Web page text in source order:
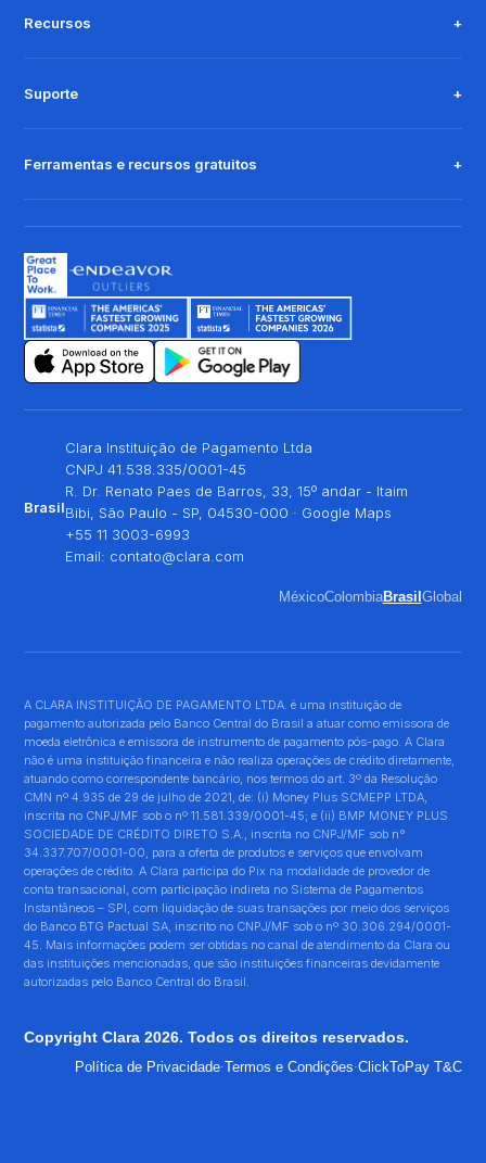
Recursos
Suporte
Ferramentas e recursos gratuitos
Brasil
Clara Instituição de Pagamento Ltda
CNPJ 41.538.335/0001-45
R. Dr. Renato Paes de Barros, 33, 15º andar - Itaim
Bibi, São Paulo - SP, 04530-000 · Google Maps
+55 11 3003-6993
Email: contato@clara.com
MéxicoColombiaBrasil Global
A CLARA INSTITUIÇÃO DE PAGAMENTO LTDA. é uma instituição de
pagamento autorizada pelo Banco Central do Brasil a atuar como emissora de
moeda eletrônica e emissora de instrumento de pagamento pós-pago. A Clara
não é uma instituição financeira e não realiza operações de crédito diretamente,
atuando como correspondente bancário, nos termos do art. 3º da Resolução
CMN nº 4.935 de 29 de julho de 2021, de: (i) Money Plus SCMEPP LTDA,
inscrita no CNPJ/MF sob o nº 11.581.339/0001-45; e (ii) BMP MONEY PLUS
SOCIEDADE DE CRÉDITO DIRETO S.A., inscrita no CNPJ/MF sob n°
34.337.707/0001-00, para a oferta de produtos e serviços que envolvam
operações de crédito. A Clara participa do Pix na modalidade de provedor de
conta transacional, com participação indireta no Sistema de Pagamentos
Instantâneos – SPI, com liquidação de suas transações por meio dos serviços
do Banco BTG Pactual SA, inscrito no CNPJ/MF sob o nº 30.306.294/0001-
45. Mais informações podem ser obtidas no canal de atendimento da Clara ou
das instituições mencionadas, que são instituições financeiras devidamente
autorizadas pelo Banco Central do Brasil.
Copyright Clara 2026. Todos os direitos reservados.
Política de Privacidade·Termos e Condições·ClickToPay T&C